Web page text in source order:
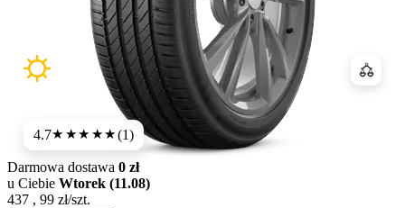
4.7★★★★★(1)
Darmowa dostawa 0 zł
u Ciebie Wtorek (11.08)
437 , 99 zł/szt.